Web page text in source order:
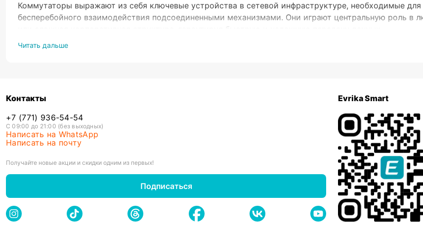
Коммутаторы выражают из себя ключевые устройства в сетевой инфраструктуре, необходимые
бесперебойного взаимодействия подсоединенными механизмами. Они играют центральную роль в
или сложная корпоративная структура, гарантируя быструю и надежную передачу данных.
подходят для использования в домашних условиях или малых офисах, где не требуется сложная
Управляемые коммутаторы
предоставляют расширенные опции управления и конфигурации.
в работу устройств, настраивать приоритеты данных, улучшать безопасность и осуществлять
используются в больших офисах или дата-центрах, где нужен контроль над большим
Ключевые параметры
При выборе сетевого коммутатора основное внимание стоит уделить следующим характеристикам:
Количество портов- варьируются по количеству портов, начиная от моделей с 8 портами для
портами для больших корпоративных сетей.
Пропускная способность: Высокопроизводительные коммутаторы способны снабжать
Читать дальше
Контакты
+7 (771) 936-54-54
С 09:00 до 21:00 (без выходных)
Написать на WhatsApp
Написать на почту
Получайте новые акции и скидки одним из первых!
Подписаться
Evrika Smart